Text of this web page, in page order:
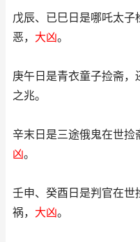
戊辰、已巳日是哪吒太
恶， 大凶。
庚午日是青衣童子捡斋，
之兆。
辛末日是三途俄鬼在世捡
凶。
壬申、癸酉日是判官在世
祸， 大凶。